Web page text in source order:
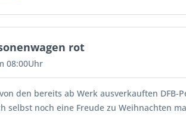
rot
08:00Uhr
den bereits ab Werk ausverkauften DFB-
selbst noch eine Freude zu Weihnachten